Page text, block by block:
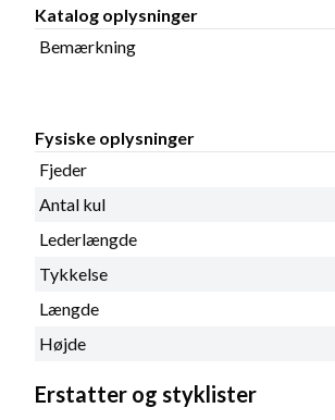
Katalog oplysninger
Bemærkning
Fysiske oplysninger
Fjeder
Antal kul
Lederlængde
Tykkelse
Længde
Højde
Erstatter og styklister